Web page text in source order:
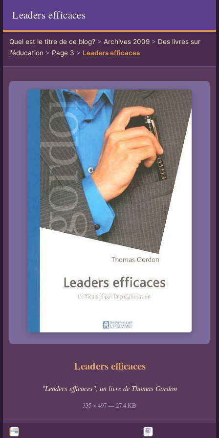
Leaders efficaces
Quel est le titre de ce blog?> Archives 2009> Des livres sur
l'éducation > Page 3 > Leaders efficaces
Leaders efficaces
"Leaders efficaces", un livre de Thomas Gordon
335 × 497 — 27.4 KB